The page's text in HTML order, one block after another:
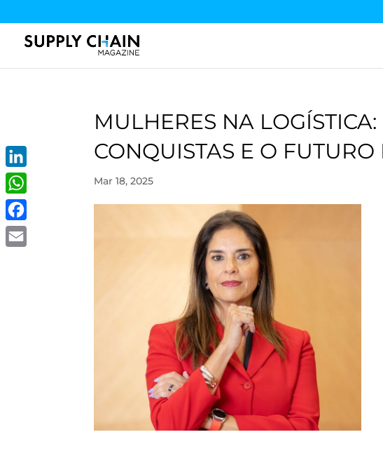
MULHERES NA
CONQUISTAS E O
Mar 18, 2025
LinkedIn
WhatsApp
Facebook